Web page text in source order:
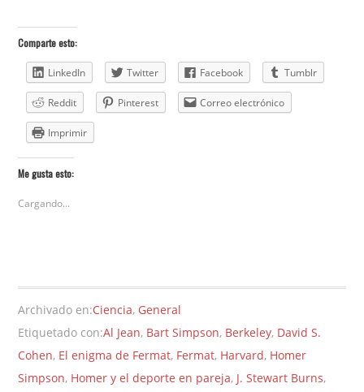
Comparte esto:
LinkedIn Twitter Facebook Tumblr
Reddit Pinterest Correo electrónico
Imprimir
Me gusta esto:
Cargando...
Archivado en:Ciencia, General
Etiquetado con:Al Jean, Bart Simpson, Berkeley, David S.
Cohen, El enigma de Fermat, Fermat, Harvard, Homer
Simpson, Homer y el deporte en pareja, J. Stewart Burns,